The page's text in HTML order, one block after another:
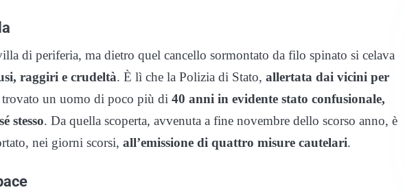
di periferia, ma dietro quel cancello sormontato da filo spinato si celava
raggiri e crudeltà. È lì che la Polizia di Stato, allertata dai vicini per
trovato un uomo di poco più di 40 anni in evidente stato confusionale,
stesso. Da quella scoperta, avvenuta a fine novembre dello scorso anno, è
nei giorni scorsi, all’emissione di quattro misure cautelari.